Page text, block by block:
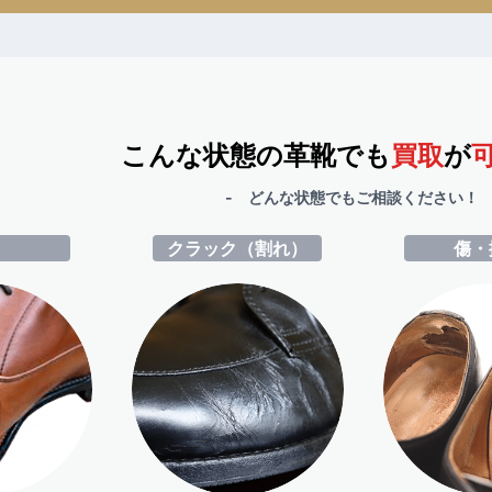
こんな状態の革靴でも買取が
- どんな状態でもご相談ください
クラック（割れ） 傷